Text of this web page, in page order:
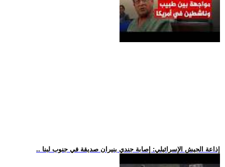
.. إذاعة الجيش الإسرائيلي: إصابة جندي بنيران صديقة في جنوب لبنا